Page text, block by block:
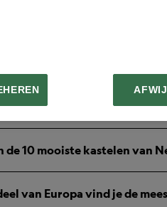
neoklassieke villa’s die
de eerste kastelen eruit
de 10 mooiste kastelen van
van Europa vind je de